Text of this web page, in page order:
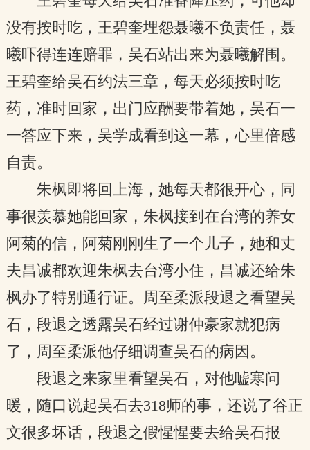
没有按时吃，王碧奎埋怨聂曦不负责任，聂
曦吓得连连赔罪，吴石站出来为聂曦解围。
王碧奎给吴石约法三章，每天必须按时吃
药，准时回家，出门应酬要带着她，吴石一
一答应下来，吴学成看到这一幕，心里倍感
自责。
朱枫即将回上海，她每天都很开心，同
事很羡慕她能回家，朱枫接到在台湾的养女
阿菊的信，阿菊刚刚生了一个儿子，她和丈
夫昌诚都欢迎朱枫去台湾小住，昌诚还给朱
枫办了特别通行证。周至柔派段退之看望吴
石，段退之透露吴石经过谢仲豪家就犯病
了，周至柔派他仔细调查吴石的病因。
段退之来家里看望吴石，对他嘘寒问
暖，随口说起吴石去318师的事，还说了谷正
文很多坏话，段退之假惺惺要去给吴石报